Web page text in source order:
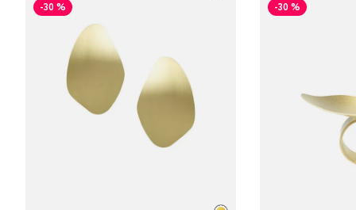
-30 %
-30 %